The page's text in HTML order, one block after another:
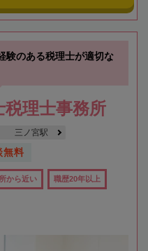
験のある税理士が適切な
税理士事務所
三ノ宮駅
無料
から近い 職歴20年以上